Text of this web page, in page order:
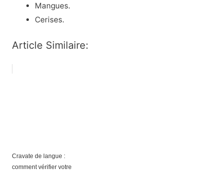
Mangues.
Cerises.
Article Similaire:
Cravate de langue :
comment vérifier votre